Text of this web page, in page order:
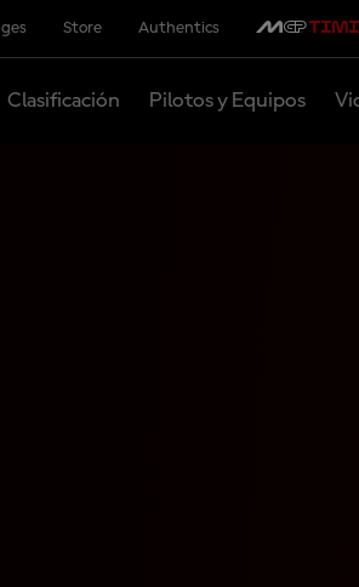
Store Authentics
Clasificación Pilotos y Equipos